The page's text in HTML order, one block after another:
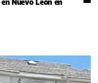
Nuevo León en